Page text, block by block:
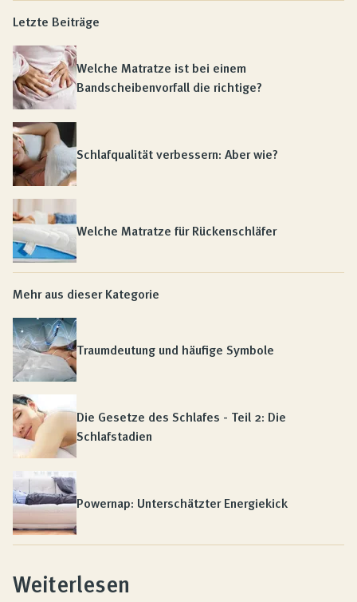
Letzte Beiträge
Welche Matratze ist bei einem
Bandscheibenvorfall die richtige?
Schlafqualität verbessern: Aber wie?
Welche Matratze für Rückenschläfer
Mehr aus dieser Kategorie
Traumdeutung und häufige Symbole
Die Gesetze des Schlafes - Teil 2: Die
Schlafstadien
Powernap: Unterschätzter Energiekick
Weiterlesen